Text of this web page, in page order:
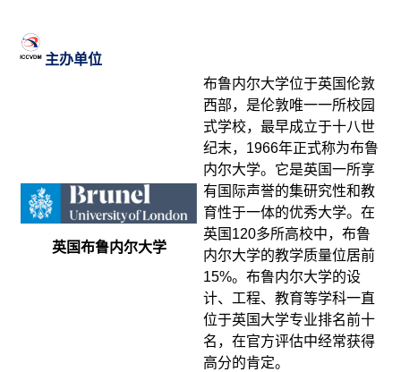
主办单位
英国布鲁内尔大学
布鲁内尔大学位于英国伦敦
西部，是伦敦唯一一所校园
式学校，最早成立于十八世
纪末，1966年正式称为布鲁
内尔大学。它是英国一所享
有国际声誉的集研究性和教
育性于一体的优秀大学。在
英国120多所高校中，布鲁
内尔大学的教学质量位居前
15%。布鲁内尔大学的设
计、工程、教育等学科一直
位于英国大学专业排名前十
名，在官方评估中经常获得
高分的肯定。